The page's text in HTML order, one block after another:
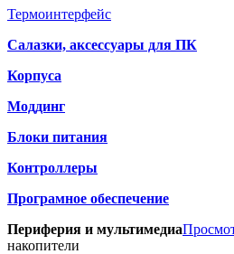
Термоинтерфейс
Салазки, аксессуары для ПК
Корпуса
Моддинг
Блоки питания
Контроллеры
Програмное обеспечение
Периферия и мультимедиа
накопители